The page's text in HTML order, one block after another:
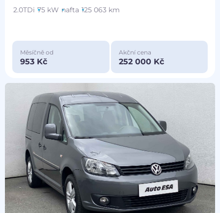
2.0TDi 75 kW nafta 125 063 km
Měsíčně od
953 Kč
Akční cena
252 000 Kč